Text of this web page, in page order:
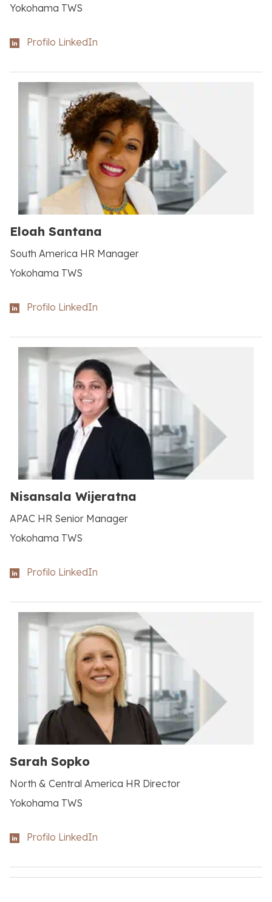
Yokohama TWS
Profilo LinkedIn
Eloah Santana
South America HR Manager
Yokohama TWS
Profilo LinkedIn
Nisansala Wijeratna
APAC HR Senior Manager
Yokohama TWS
Profilo LinkedIn
Sarah Sopko
North & Central America HR Director
Yokohama TWS
Profilo LinkedIn